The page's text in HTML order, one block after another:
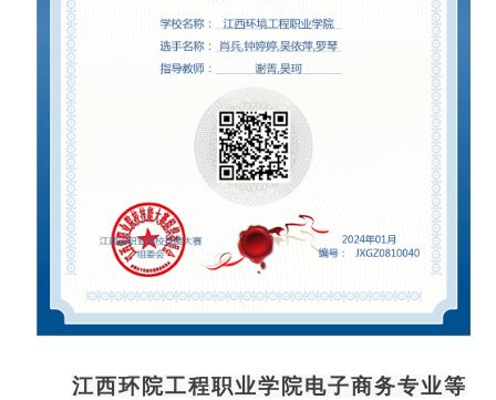
江西环院工程职业学院电子商务专业等